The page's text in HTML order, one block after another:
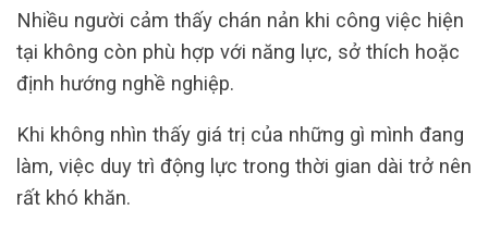
Nhiều người cảm thấy chán nản khi công việc hiện
tại không còn phù hợp với năng lực, sở thích hoặc
định hướng nghề nghiệp.
Khi không nhìn thấy giá trị của những gì mình đang
làm, việc duy trì động lực trong thời gian dài trở nên
rất khó khăn.